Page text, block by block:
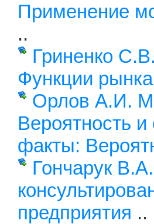
Применение
..
Гриненко
Функции
Орлов А.И.
Вероятность и
факты:
Гончарук
предприятия ..